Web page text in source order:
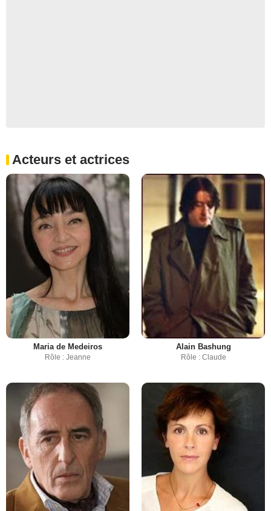
Acteurs et actrices
Maria de Medeiros
Rôle : Jeanne
Alain Bashung
Rôle : Claude